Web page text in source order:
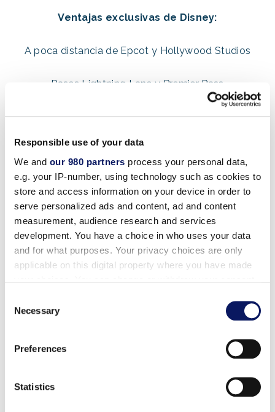
Responsible use of your data
We and our 980 partners process your personal data,
e.g. your IP-number, using technology such as cookies to
store and access information on your device in order to
serve personalized ads and content, ad and content
measurement, audience research and services
development. You have a choice in who uses your data
and for what purposes. Your privacy choices are only
applicable on this digital property where you have made
the Privacy trigger icon.
Find out more about how your personal data is processed
and set your preferences in the
We use cookies to personalise content and ads, to
provide social media features and to analyse our traffic.
Selection
Necessary
Preferences
Statistics
Ventajas exclusivas de Disney:
A poca distancia de Epcot y Hollywood Studios
Pases Lightning Lane y Premier Pass
(Reserve con 7 días de antelación)
Centro de planificación Disney
Transporte programado gratuito
Entradas Disney in situ y en línea
Tee Times anticipados